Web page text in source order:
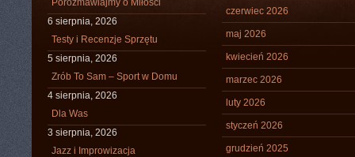
Porozmawiajmy o Miłości
6 sierpnia, 2026
Testy i Recenzje Sprzętu
5 sierpnia, 2026
Zrób To Sam – Sport w Domu
4 sierpnia, 2026
Dla Was
3 sierpnia, 2026
Jazz i Improwizacja
czerwiec 2026
maj 2026
kwiecień 2026
marzec 2026
luty 2026
styczeń 2026
grudzień 2025